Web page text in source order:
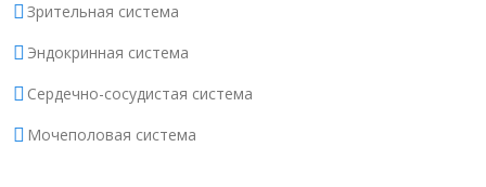
Зрительная система
Эндокринная система
Сердечно-сосудистая система
Мочеполовая система